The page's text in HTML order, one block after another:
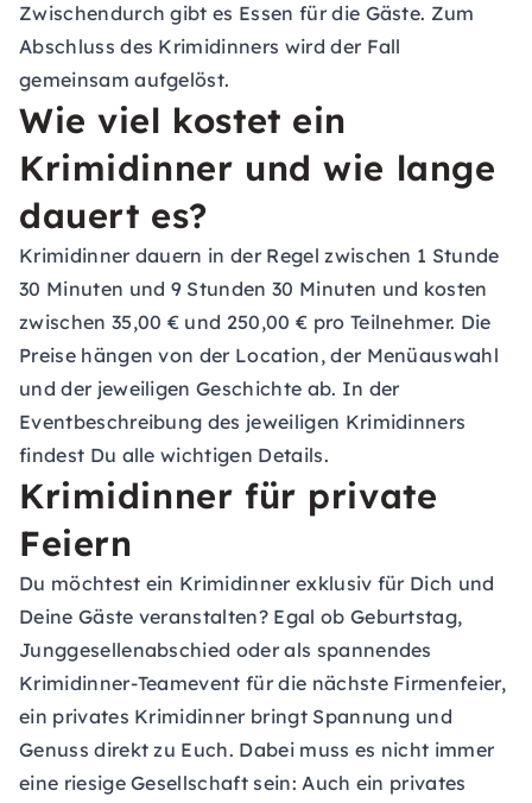
Zwischendurch gibt es Essen für die Gäste. Zum
Abschluss des Krimidinners wird der Fall
gemeinsam aufgelöst.
Wie viel kostet ein
Krimidinner und wie lange
dauert es?
Krimidinner dauern in der Regel zwischen 1 Stunde
30 Minuten und 9 Stunden 30 Minuten und kosten
zwischen 35,00 € und 250,00 € pro Teilnehmer. Die
Preise hängen von der Location, der Menüauswahl
und der jeweiligen Geschichte ab. In der
Eventbeschreibung des jeweiligen Krimidinners
findest Du alle wichtigen Details.
Krimidinner für private
Feiern
Du möchtest ein Krimidinner exklusiv für Dich und
Deine Gäste veranstalten? Egal ob Geburtstag,
Junggesellenabschied oder als spannendes
Krimidinner-Teamevent für die nächste Firmenfeier,
ein privates Krimidinner bringt Spannung und
Genuss direkt zu Euch. Dabei muss es nicht immer
eine riesige Gesellschaft sein: Auch ein privates